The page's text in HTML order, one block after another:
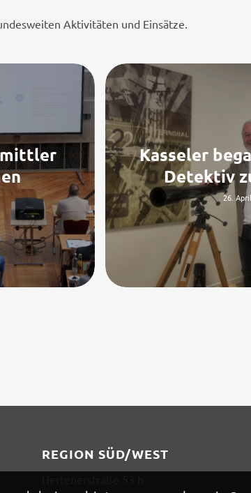
Aktivitäten und Einsätze.
Kasseler
Detektiv
26.
REGION SÜD/WEST